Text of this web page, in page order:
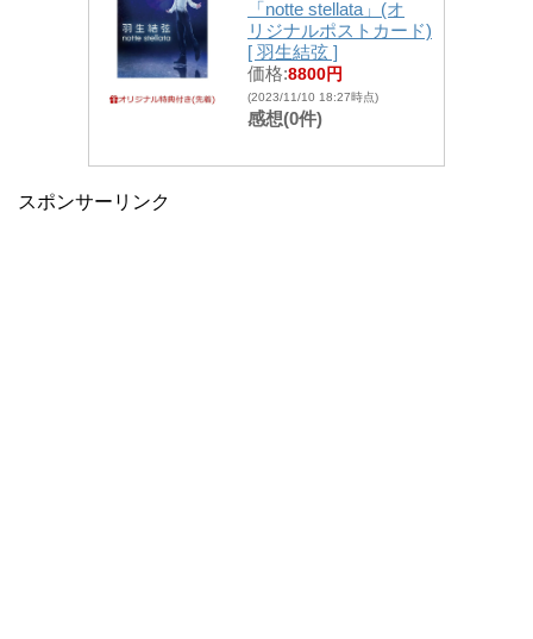
「notte stellata」(オ
リジナルポストカード)
[ 羽生結弦 ]
価格:8800円
(2023/11/10 18:27時点)
感想(0件)
スポンサーリンク